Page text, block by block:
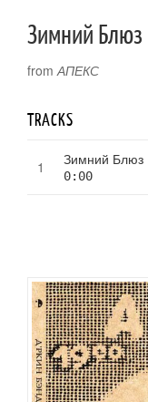
Зимний Блюз
from АПЕКС
TRACKS
Зимний Блюз
0:00